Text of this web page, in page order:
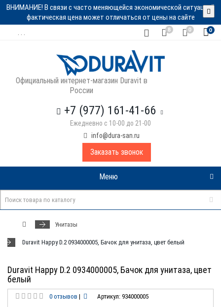
ВНИМАНИЕ! В связи с часто меняющейся экономической ситуацией
фактическая цена может отличаться от цены на сайте
8 0 0
Официальный интернет-магазин Duravit в
России
+7 (977) 161-41-66
Ежедневно с 10-00 до 21-00
info@dura-san.ru
Заказать звонок
Меню
Унитазы
Duravit Happy D.2 0934000005, Бачок для унитаза, цвет белый
Duravit Happy D.2 0934000005, Бачок для унитаза, цвет
белый
0 отзывов |
Артикул: 934000005